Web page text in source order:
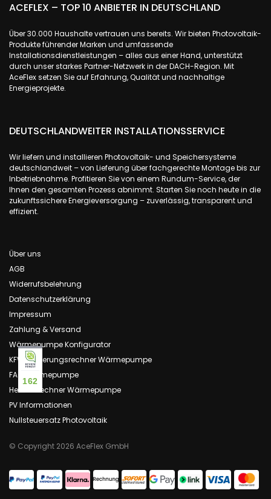
ACEFLEX – TOP 10 ANBIETER IN DEUTSCHLAND
Über 30.000 Haushalte vertrauen uns bereits. Wir bieten Photovoltaik-
Produkte führender Marken und umfassende
Installationsdienstleistungen – alles aus einer Hand, unterstützt
durch unser starkes Partner-Netzwerk in der DACH-Region. Mit
AceFlex setzen Sie auf Erfahrung, Qualität und nachhaltige
Energieprojekte.
DEUTSCHLANDWEITER INSTALLATIONSSERVICE
Wir liefern und installieren Photovoltaik- und Speichersysteme
deutschlandweit – von Lieferung über fachgerechte Montage bis zur
Inbetriebnahme. Profitieren Sie von einem Rundum-Service, der
Ihnen den gesamten Prozess abnimmt. Starten Sie noch heute in die
zukunftssichere Energieversorgung – zuverlässig, transparent und
effizient.
Über uns
AGB
Widerrufsbelehrung
Datenschutzerklärung
Impressum
Zahlung & Versand
Wärmepumpe Konfigurator
KFW Förderungsrechner Wärmepumpe
FAQ Wärmepumpe
Heizlastrechner Wärmepumpe
PV Informationen
Nullsteuersatz Photovoltaik
© Copyright 2026 AceFlex GmbH
162